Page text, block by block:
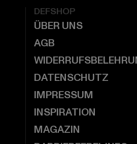
DEFSHOP
ÜBER UNS
AGB
DATENSCHUTZ
IMPRESSUM
INSPIRATION
MAGAZIN